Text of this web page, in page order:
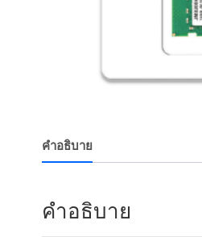
คำอธิบาย
คำอธิบาย